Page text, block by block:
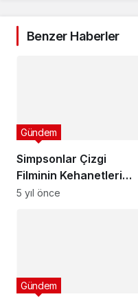
Benzer Haberler
Simpsonlar Çizgi
Filminin Kehanetleri
Gerçekleşmeye Devam
Gündem
5 yıl önce
Gündem